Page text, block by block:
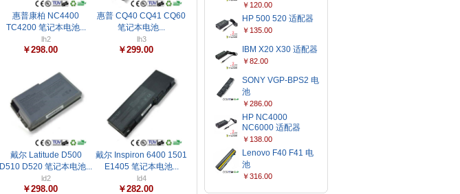
￥120.00
HP 500 520 适配器
￥135.00
IBM X20 X30 适配器
￥82.00
SONY VGP-BPS2 电
池
￥286.00
HP NC4000
NC6000 适配器
￥138.00
Lenovo F40 F41 电
池
￥316.00
惠普康柏 NC4400
TC4200 笔记本电池...
lh2
￥298.00
惠普 CQ40 CQ41 CQ60
笔记本电池...
lh3
￥299.00
戴尔 Latitude D500
D510 D520 笔记本电池...
ld2
￥298.00
戴尔 Inspiron 6400 1501
E1405 笔记本电池...
ld4
￥282.00